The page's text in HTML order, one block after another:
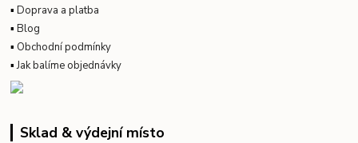
▪Doprava a platba
▪Blog
▪ Obchodní podmínky
▪Jak balíme objednávky
Sklad & výdejní místo